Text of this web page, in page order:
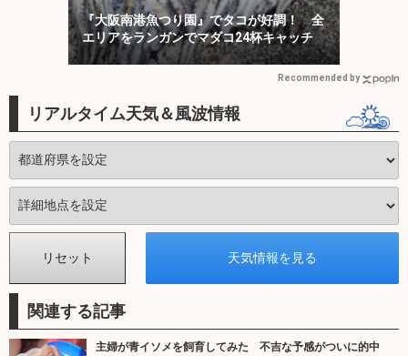
『大阪南港魚つり園』でタコが好調！ 全
エリアをランガンでマダコ24杯キャッチ
Recommended by
リアルタイム天気＆風波情報
関連する記事
主婦が青イソメを飼育してみた 不吉な予感がついに的中